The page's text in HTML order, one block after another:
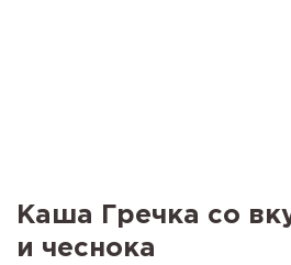
Каша Гречка со
и чеснока